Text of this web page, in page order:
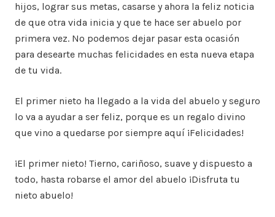
hijos, lograr sus metas, casarse y ahora la feliz noticia
de que otra vida inicia y que te hace ser abuelo por
primera vez. No podemos dejar pasar esta ocasión
para desearte muchas felicidades en esta nueva etapa
de tu vida.
El primer nieto ha llegado a la vida del abuelo y seguro
lo va a ayudar a ser feliz, porque es un regalo divino
que vino a quedarse por siempre aquí ¡Felicidades!
¡El primer nieto! Tierno, cariñoso, suave y dispuesto a
todo, hasta robarse el amor del abuelo ¡Disfruta tu
nieto abuelo!